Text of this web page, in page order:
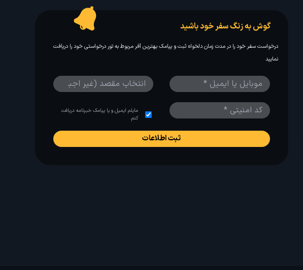
گوش به زنگ سفر خود باشید
درخواست سفر خود را در مدت زمان دلخواه ثبت و پیامک بهترین آفر مربوط به تور درخواستی خود را دریافت
نمایید
مایلم ایمیل و یا پیامک خبرنامه دریافت
کنم.